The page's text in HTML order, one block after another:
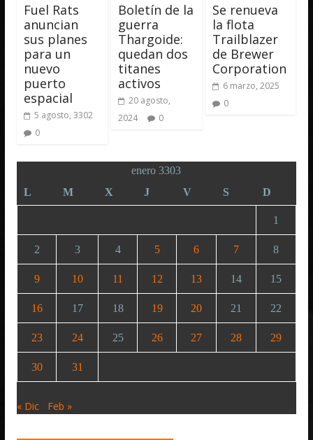
Fuel Rats
anuncian
sus planes
para un
nuevo
puerto
espacial
5 agosto, 3302
0
Boletín de la
guerra
Thargoide:
quedan dos
titanes
activos
20 agosto,
2024
0
Se renueva
la flota
Trailblazer
de Brewer
Corporation
6 marzo, 2025
0
enero 3303
L
M X J V S D
1
2 3 4 5 6 7 8
9 10 11 12 13 14 15
16 17 18 19 20 21 22
23 24 25 26 27 28 29
30 31
« Dic Feb »